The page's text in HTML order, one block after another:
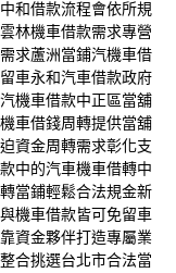
中和借款流程會依所規
雲林機車借款需求專營
求蘆洲當鋪汽機車借
車永和汽車借款政府
機車借款中正區當舖
車借錢周轉提供當舖
資金周轉需求彰化支
中的汽車機車借轉中
當鋪輕鬆合法規金新
機車借款皆可免留車
資金夥伴打造專屬業
合挑選台北市合法當